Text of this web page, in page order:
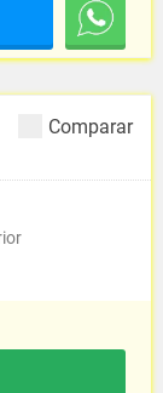
Comparar